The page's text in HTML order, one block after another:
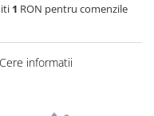
1 RON pentru comenzile
informatii